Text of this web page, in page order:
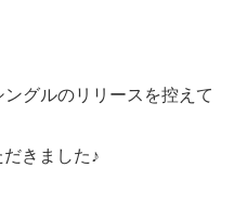
グルのリリースを控えて
きました♪